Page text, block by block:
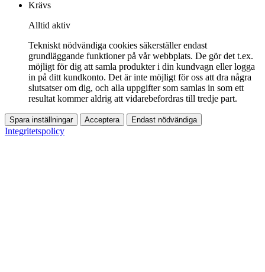
Krävs
Alltid aktiv
Tekniskt nödvändiga cookies säkerställer endast
grundläggande funktioner på vår webbplats. De gör det t.ex.
möjligt för dig att samla produkter i din kundvagn eller logga
in på ditt kundkonto. Det är inte möjligt för oss att dra några
slutsatser om dig, och alla uppgifter som samlas in som ett
resultat kommer aldrig att vidarebefordras till tredje part.
Spara inställningar Acceptera Endast nödvändiga
Integritetspolicy